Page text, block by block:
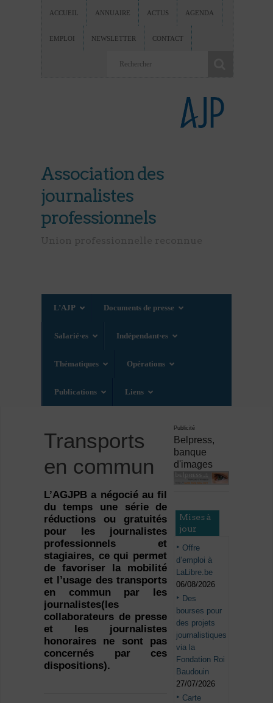
ACCUEIL ANNUAIRE ACTUS AGENDA
EMPLOI NEWSLETTER CONTACT
Association des
journalistes
professionnels
L’AJP Documents de presse
Salarié·es Indépendant·es
Thématiques Opérations
Publications Liens
Transports
en commun
L’AGJPB a négocié au fil
du temps une série de
réductions ou gratuités
pour les journalistes
professionnels et
stagiaires, ce qui permet
de favoriser la mobilité
et l’usage des transports
en commun par les
journalistes(les
collaborateurs de presse
et les journalistes
honoraires ne sont pas
concernés par ces
dispositions).
Publicité
Belpress,
banque
d'images
Mises à
jour
Offre
d’emploi à
LaLibre.be
06/08/2026
Des
bourses pour
des projets
journalistiques
via la
Fondation Roi
Baudouin
27/07/2026
Carte